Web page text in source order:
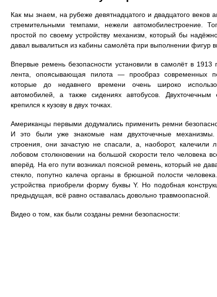
Как мы знаем, на рубеже девятнадцатого и двадцатого веков
стремительными темпами, нежели автомобилестроение.
простой по своему устройству механизм, который бы
давал вывалиться из кабины самолёта при выполнении фигур
Впервые ремень безопасности установили в самолёт в 1913
лента, опоясывающая пилота — прообраз современных
которые до недавнего времени очень широко
автомобилей, а также сидениях автобусов.
крепился к кузову в двух точках.
Американцы первыми додумались применить ремни
И это были уже знакомые нам двухточечные механизмы.
строения, они зачастую не спасали, а, наоборот,
лобовом столкновении на большой скорости тело человека
вперёд. На его пути возникал поясной ремень, который не
стекло, попутно калеча органы в брюшной полости
устройства приобрели форму буквы Y. Но подобная
предыдущая, всё равно оставалась довольно травмоопасной.
Видео о том, как были созданы ремни безопасности: